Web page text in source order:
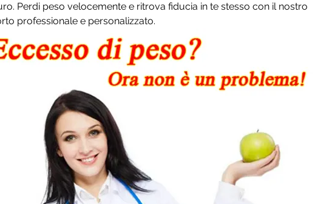
Perdi peso velocemente e ritrova fiducia in te stesso con il nostro
professionale e personalizzato.